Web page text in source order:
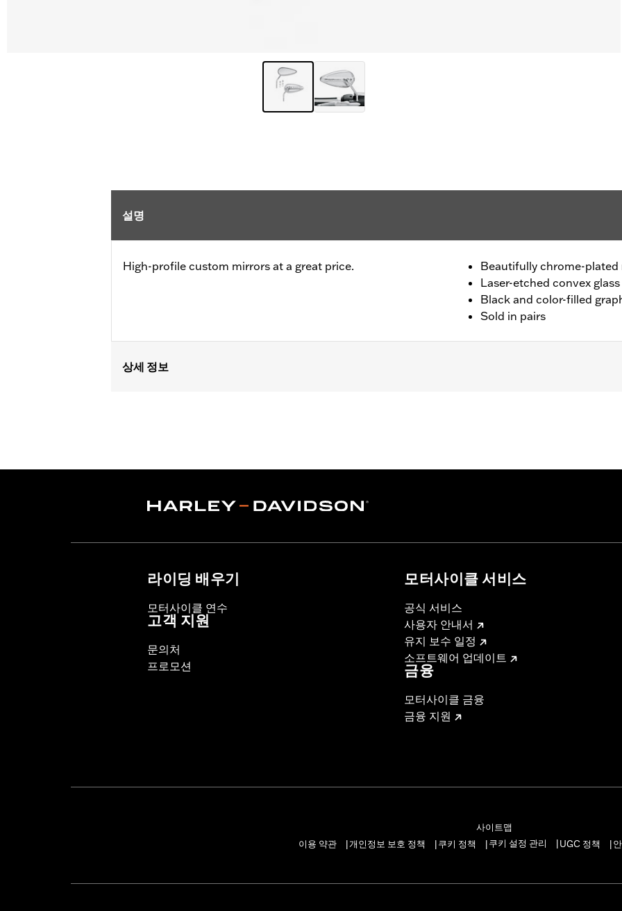
설명
High-profile custom mirrors at a great price.
Beautifully chrome-plated
Laser-etched convex glass
Black and color-filled
Sold in pairs
상세 정보
Mounting Style:Handlebar-mount
Sold In Units:Pair
ensure that the mirrors provide the operator a clear view to the rear.
라이딩 배우기
모터사이클 연수
고객 지원
문의처
프로모션
모터사이클 서비스
공식 서비스
사용자 안내서
유지 보수 일정
소프트웨어 업데이트
금융
모터사이클 금융
금융 지원
사이트맵
이용 약관
개인정보 보호 정책 쿠키 정책 쿠키 설정 관리 UGC 정책